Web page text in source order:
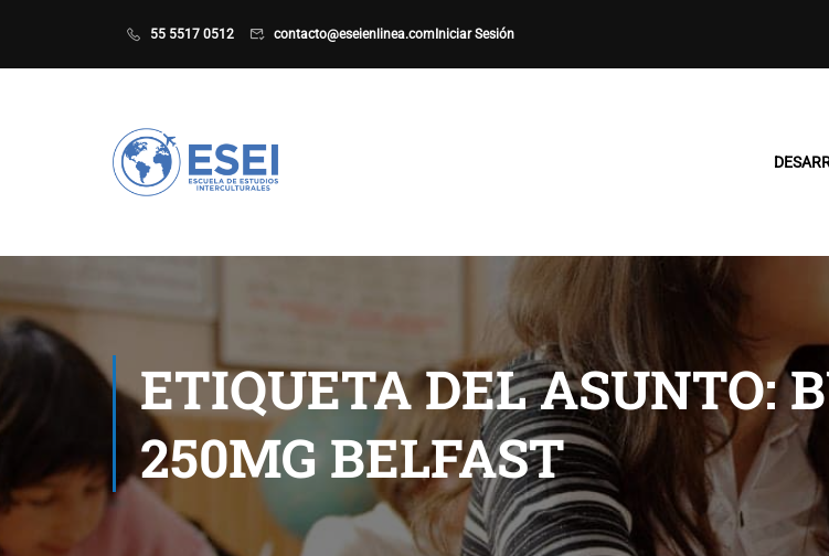
55 5517 0512 contacto@eseienlinea.com Iniciar Sesión
ETIQUETA DEL ASUNTO:
250MG BELFAST